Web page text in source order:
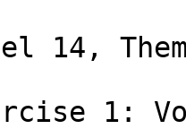
14,
1: